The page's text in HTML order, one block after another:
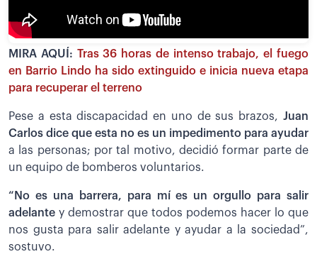
MIRA AQUÍ: Tras 36 horas de intenso trabajo, el fuego
en Barrio Lindo ha sido extinguido e inicia nueva etapa
para recuperar el terreno
Pese a esta discapacidad en uno de sus brazos, Juan
Carlos dice que esta no es un impedimento para ayudar
a las personas; por tal motivo, decidió formar parte de
un equipo de bomberos voluntarios.
“No es una barrera, para mí es un orgullo para salir
adelante y demostrar que todos podemos hacer lo que
nos gusta para salir adelante y ayudar a la sociedad”,
sostuvo.